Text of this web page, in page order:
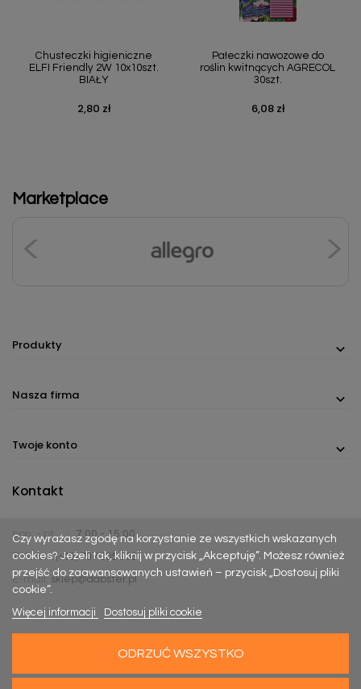
Chusteczki higieniczne
ELFI Friendly 2W 10x10szt.
BIAŁY
Cena
2,80 zł
Pałeczki nawozowe do
roślin kwitnących AGRECOL
30szt.
Cena
6,08 zł
Marketplace
Produkty
Nasza firma
Twoje konto
Czy wyrażasz zgodę na korzystanie ze wszystkich wskazanych
cookies? Jeżeli tak, kliknij w przycisk „Akceptuję”. Możesz również
przejść do zaawansowanych ustawień – przycisk „Dostosuj pliki
cookie”.
Więcej informacji
Dostosuj pliki cookie
ODRZUĆ WSZYSTKO
Kontakt
pon. - pt.
7:00 - 15:00
Telefon:(+48) 737 305 306
E-mail: sklep@dabster.pl